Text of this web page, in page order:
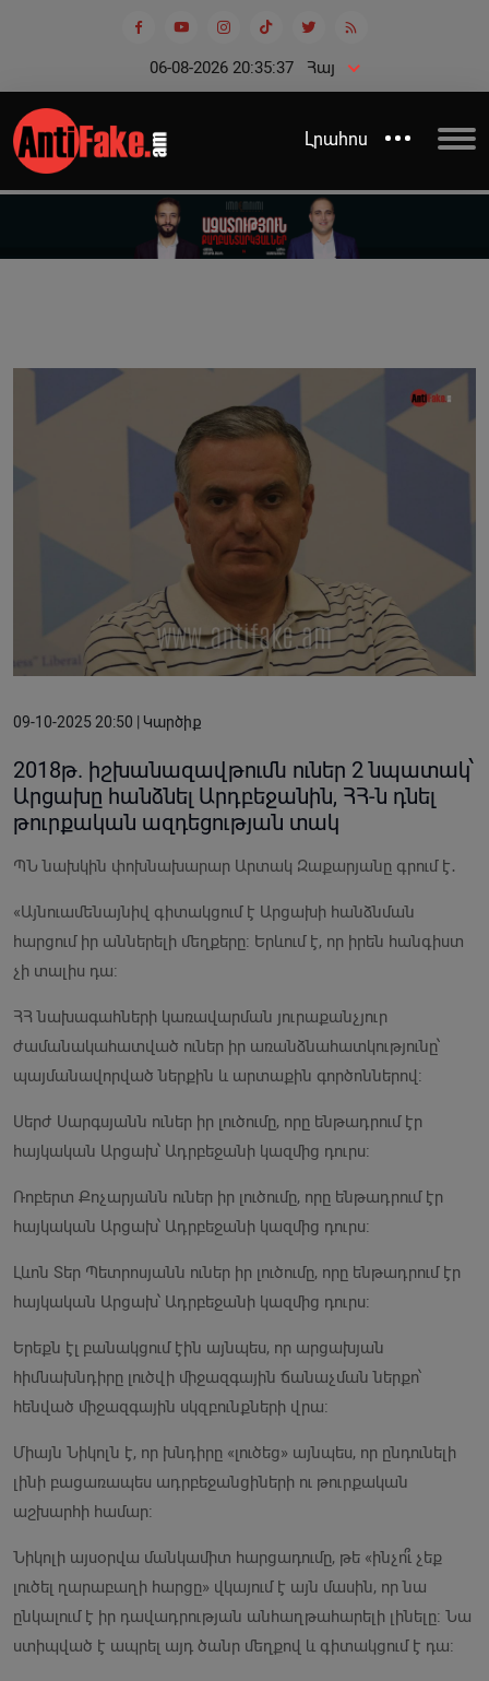
06-08-2026 20:35:37 Հայ
Լրահոս
09-10-2025 20:50 | Կարծիք
2018թ. իշխանազավթումն ուներ 2 նպատակ՝
Արցախը հանձնել Արդբեջանին, ՀՀ-ն դնել
թուրքական ազդեցության տակ
ՊՆ նախկին փոխնախարար Արտակ Զաքարյանը գրում է․
«Այնուամենայնիվ գիտակցում է Արցախի հանձնման
հարցում իր աններելի մեղքերը: Երևում է, որ իրեն հանգիստ
չի տալիս դա:
ՀՀ նախագահների կառավարման յուրաքանչյուր
ժամանակահատված ուներ իր առանձնահատկությունը՝
պայմանավորված ներքին և արտաքին գործոններով:
Սերժ Սարգսյանն ուներ իր լուծումը, որը ենթադրում էր
հայկական Արցախ՝ Ադրբեջանի կազմից դուրս:
Ռոբերտ Քոչարյանն ուներ իր լուծումը, որը ենթադրում էր
հայկական Արցախ՝ Ադրբեջանի կազմից դուրս:
Լևոն Տեր Պետրոսյանն ուներ իր լուծումը, որը ենթադրում էր
հայկական Արցախ՝ Ադրբեջանի կազմից դուրս:
Երեքն էլ բանակցում էին այնպես, որ արցախյան
հիմնախնդիրը լուծվի միջազգային ճանաչման ներքո՝
հենված միջազգային սկզբունքների վրա:
Միայն Նիկոլն է, որ խնդիրը «լուծեց» այնպես, որ ընդունելի
լինի բացառապես ադրբեջանցիների ու թուրքական
աշխարհի համար:
Նիկոլի այսօրվա մանկամիտ հարցադումը, թե «ինչո՞ւ չեք
լուծել ղարաբաղի հարցը» վկայում է այն մասին, որ նա
ընկալում է իր դավադրության անհաղթահարելի լինելը: Նա
ստիպված է ապրել այդ ծանր մեղքով և գիտակցում է դա: